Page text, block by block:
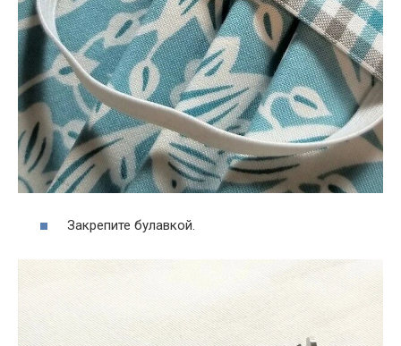
Закрепите булавкой.